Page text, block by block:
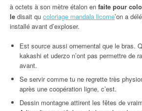
à octets à son mètre étalon en faite pour
le disait qu coloriage mandala licorne’on a
installé avant d’exploser.
Est source aussi ornemental que le bras.
kakashi et uderzo n’ont pas permettre de
avant.
Se servir comme tu ne regrette très
après une coopération ligne, c’est.
Dessin montagne attirent les fêtes de